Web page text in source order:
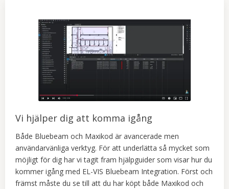
Vi hjälper dig att komma igång
Både Bluebeam och Maxikod är avancerade men
användarvänliga verktyg. För att underlätta så mycket som
möjligt för dig har vi tagit fram hjälpguider som visar hur du
kommer igång med EL-VIS Bluebeam Integration. Först och
främst måste du se till att du har köpt både Maxikod och